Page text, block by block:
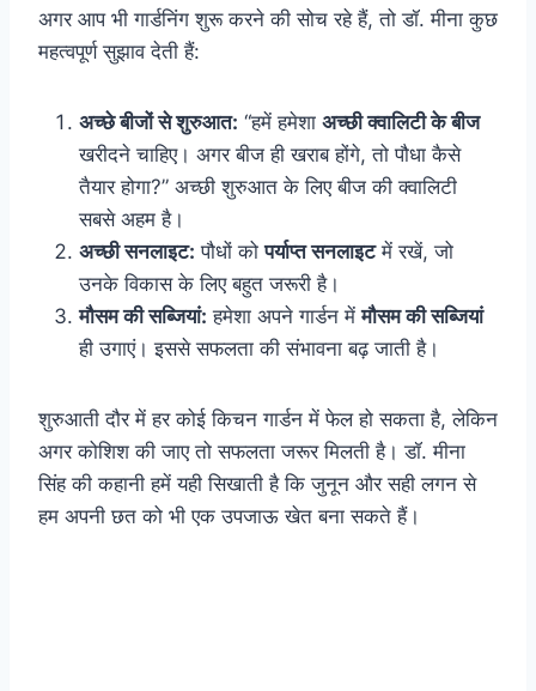
अगर आप भी गार्डनिंग शुरू करने की सोच रहे हैं, तो डॉ. मीना कुछ
महत्वपूर्ण सुझाव देती हैं:
अच्छे बीजों से शुरुआत: “हमें हमेशा अच्छी क्वालिटी के बीज
खरीदने चाहिए। अगर बीज ही खराब होंगे, तो पौधा कैसे
तैयार होगा?” अच्छी शुरुआत के लिए बीज की क्वालिटी
सबसे अहम है।
अच्छी सनलाइट: पौधों कोपर्याप्त सनलाइटमें रखें, जो
उनके विकास के लिए बहुत जरूरी है।
मौसम की सब्जियां: हमेशा अपने गार्डन मेंमौसम की सब्जियां
ही उगाएं। इससे सफलता की संभावना बढ़ जाती है।
शुरुआती दौर में हर कोई किचन गार्डन में फेल हो सकता है, लेकिन
अगर कोशिश की जाए तो सफलता जरूर मिलती है। डॉ. मीना
सिंह की कहानी हमें यही सिखाती है कि जुनून और सही लगन से
हम अपनी छत को भी एक उपजाऊ खेत बना सकते हैं।